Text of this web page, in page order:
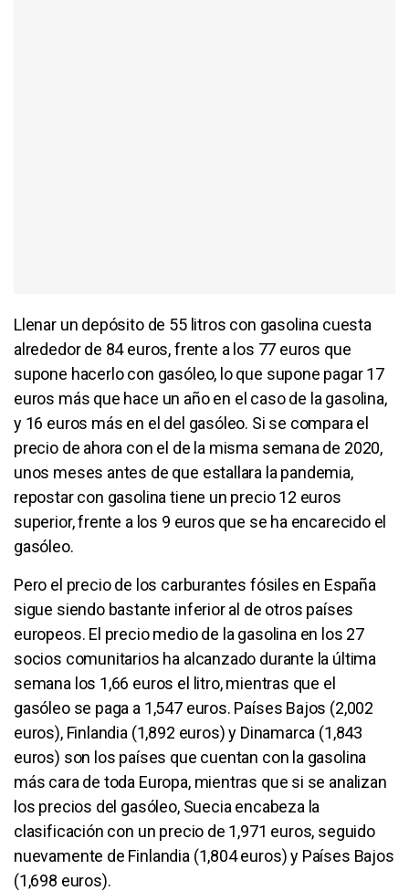
Llenar un depósito de 55 litros con gasolina cuesta
alrededor de 84 euros, frente a los 77 euros que
supone hacerlo con gasóleo, lo que supone pagar 17
euros más que hace un año en el caso de la gasolina,
y 16 euros más en el del gasóleo. Si se compara el
precio de ahora con el de la misma semana de 2020,
unos meses antes de que estallara la pandemia,
repostar con gasolina tiene un precio 12 euros
superior, frente a los 9 euros que se ha encarecido el
gasóleo.
Pero el precio de los carburantes fósiles en España
sigue siendo bastante inferior al de otros países
europeos. El precio medio de la gasolina en los 27
socios comunitarios ha alcanzado durante la última
semana los 1,66 euros el litro, mientras que el
gasóleo se paga a 1,547 euros. Países Bajos (2,002
euros), Finlandia (1,892 euros) y Dinamarca (1,843
euros) son los países que cuentan con la gasolina
más cara de toda Europa, mientras que si se analizan
los precios del gasóleo, Suecia encabeza la
clasificación con un precio de 1,971 euros, seguido
nuevamente de Finlandia (1,804 euros) y Países Bajos
(1,698 euros).